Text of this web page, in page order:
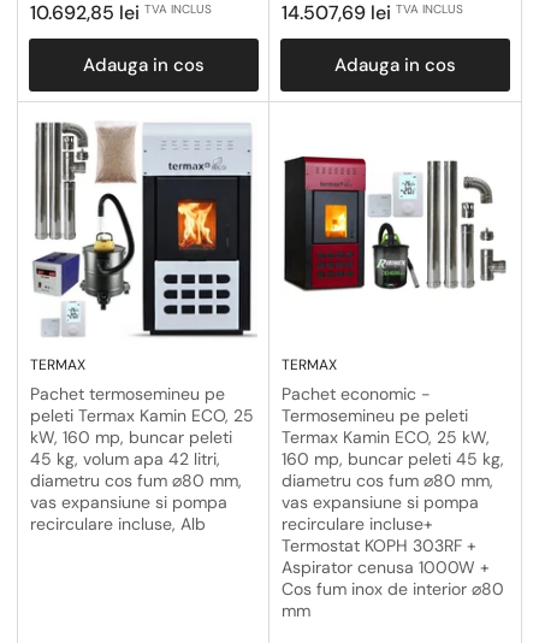
Pret
obisnuit
10.692,85 lei TVA INCLUS
Adauga in cos
Pret
obisnuit
14.507,69 lei TVA INCLUS
Adauga in cos
TERMAX
Pachet termosemineu pe
peleti Termax Kamin ECO, 25
kW, 160 mp, buncar peleti
45 kg, volum apa 42 litri,
diametru cos fum ⌀80 mm,
vas expansiune si pompa
recirculare incluse, Alb
TERMAX
Pachet economic -
Termosemineu pe peleti
Termax Kamin ECO, 25 kW,
160 mp, buncar peleti 45 kg,
diametru cos fum ⌀80 mm,
vas expansiune si pompa
recirculare incluse+
Termostat KOPH 303RF +
Aspirator cenusa 1000W +
Cos fum inox de interior ⌀80
mm